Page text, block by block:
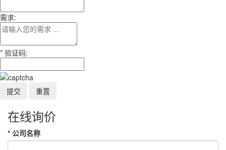
需求:
* 验证码:
在线询价
* 公司名称